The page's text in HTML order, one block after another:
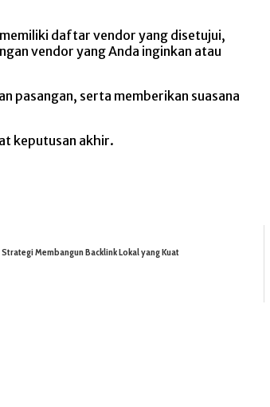
daftar vendor yang disetujui,
vendor yang Anda inginkan atau
pasangan, serta memberikan suasana
keputusan akhir.
Strategi Membangun Backlink Lokal yang Kuat